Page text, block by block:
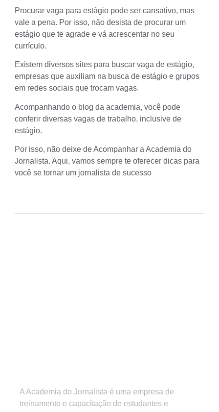
Procurar vaga para estágio pode ser cansativo, mas
vale a pena. Por isso, não desista de procurar um
estágio que te agrade e vá acrescentar no seu
currículo.
Existem diversos sites para buscar vaga de estágio,
empresas que auxiliam na busca de estágio e grupos
em redes sociais que trocam vagas.
Acompanhando o blog da academia, você pode
conferir diversas vagas de trabalho, inclusive de
estágio.
Por isso, não deixe de Acompanhar a Academia do
Jornalista. Aqui, vamos sempre te oferecer dicas para
você se tornar um jornalista de sucesso
A Academia do Jornalista é uma empresa de
treinamento e capacitação de estudantes e